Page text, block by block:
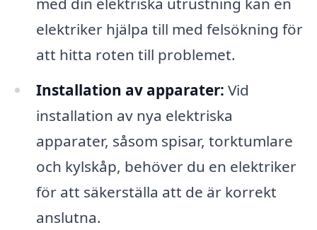
elektriker hjälpa till med felsökning för
att hitta roten till problemet.
Installation av apparater: Vid
installation av nya elektriska
apparater, såsom spisar, torktumlare
och kylskåp, behöver du en elektriker
för att säkerställa att de är korrekt
anslutna.